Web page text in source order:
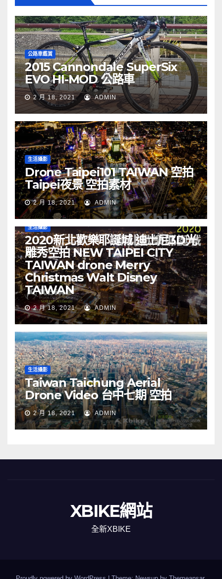
公路車鑑賞
2015 Cannondale SuperSix
EVO HI-MOD 公路車
2 月 18, 2021 ADMIN
生活攝影
Drone Taipei101 TAIWAN 空拍
Taipei夜景 空拍素材
2 月 18, 2021 ADMIN
生活攝影
2020新北歡樂耶誕城 迪士尼3D光
雕秀空拍 NEW TAIPEI CITY
TAIWAN drone Merry
Christmas Walt Disney
TAIWAN
2 月 18, 2021 ADMIN
生活攝影
Taiwan Taichung Aerial
Drone Video 台中七期 空拍
2 月 18, 2021 ADMIN
XBIKE網站
全新XBIKE